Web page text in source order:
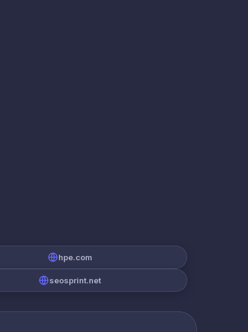
hpe.com
seosprint.net